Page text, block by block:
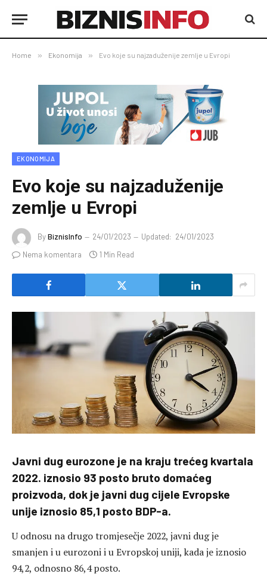
Home » Ekonomija » Evo koje su najzaduženije zemlje u Evropi
EKONOMIJA
Evo koje su najzaduženije
zemlje u Evropi
ByBiznisInfo 24/01/2023 Updated: 24/01/2023
Nema komentara
1 Min Read
Javni dug eurozone je na kraju trećeg kvartala
2022. iznosio 93 posto bruto domaćeg
proizvoda, dok je javni dug cijele Evropske
unije iznosio 85,1 posto BDP-a.
U odnosu na drugo tromjesečje 2022, javni dug je
smanjen i u eurozoni i u Evropskoj uniji, kada je iznosio
94,2, odnosno 86,4 posto.